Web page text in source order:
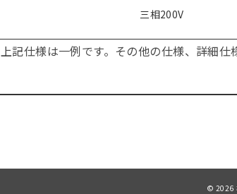
三相200V
上記仕様は一例です。その他の仕様、詳細仕
© 2026